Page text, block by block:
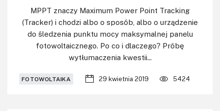
MPPT znaczy Maximum Power Point Tracking
(Tracker) i chodzi albo o sposób, albo o urządzenie
do śledzenia punktu mocy maksymalnej panelu
fotowoltaicznego. Po co i dlaczego? Próbę
wytłumaczenia kwestii...
FOTOWOLTAIKA 29 kwietnia 2019 5424